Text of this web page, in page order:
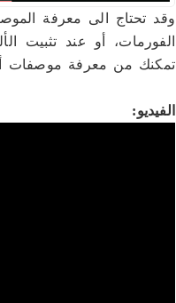
وقد تحتاج الى معرفة
الفورمات، أو عند تثبيت
تمكنك من معرفة موصفات أي
الفيديو: